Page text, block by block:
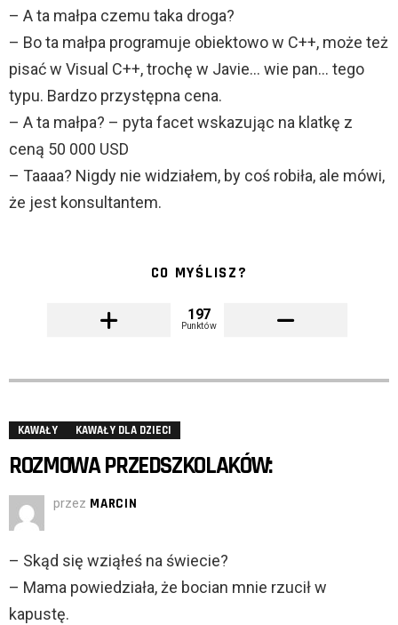
– A ta małpa czemu taka droga?
– Bo ta małpa programuje obiektowo w C++, może też
pisać w Visual C++, trochę w Javie… wie pan… tego
typu. Bardzo przystępna cena.
– A ta małpa? – pyta facet wskazując na klatkę z
ceną 50 000 USD
– Taaaa? Nigdy nie widziałem, by coś robiła, ale mówi,
że jest konsultantem.
CO MYŚLISZ?
197
Punktów
KAWAŁY KAWAŁY DLA DZIECI
ROZMOWA PRZEDSZKOLAKÓW:
przez MARCIN
– Skąd się wziąłeś na świecie?
– Mama powiedziała, że bocian mnie rzucił w
kapustę.